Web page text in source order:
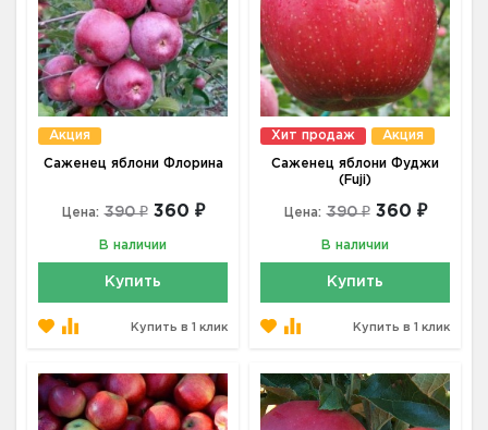
Акция
Саженец яблони Флорина
Цена: 390 ₽ 360 ₽
В наличии
Купить
Купить в 1 клик
Хит продаж Акция
Саженец яблони Фуджи
(Fuji)
Цена: 390 ₽ 360 ₽
В наличии
Купить
Купить в 1 клик